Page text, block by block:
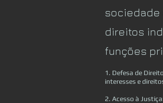
sociedade
direitos
funções
1. Defesa de
interesses e
2. Acesso à